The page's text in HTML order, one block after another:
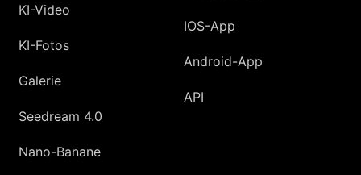
KI-Video
KI-Fotos
Galerie
Seedream 4.0
Nano-Banane
IOS-App
Android-App
API